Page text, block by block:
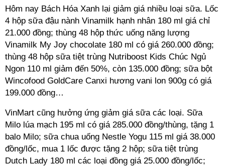
Hôm nay Bách Hóa Xanh lại giảm giá nhiều loại sữa. Lốc
4 hộp sữa đậu nành Vinamilk hạnh nhân 180 ml giá chỉ
21.000 đồng; thùng 48 hộp thức uống năng lượng
Vinamilk My Joy chocolate 180 ml có giá 260.000 đồng;
thùng 48 hộp sữa tiệt trùng Nutriboost Kids Chúc Ngủ
Ngon 110 ml giảm đến 50%, còn 135.000 đồng; sữa bột
Wincofood GoldCare Canxi hương vani lon 900g có giá
199.000 đồng…
VinMart cũng hưởng ứng giảm giá sữa các loại. Sữa
Milo lúa mạch 195 ml có giá 285.000 đồng/thùng, tặng 1
balo Milo; sữa chua uống Nestle Yogu 115 ml giá 38.000
đồng/lốc, mua 1 lốc được tặng 2 hộp; sữa tiệt trùng
Dutch Lady 180 ml các loại đồng giá 25.000 đồng/lốc;